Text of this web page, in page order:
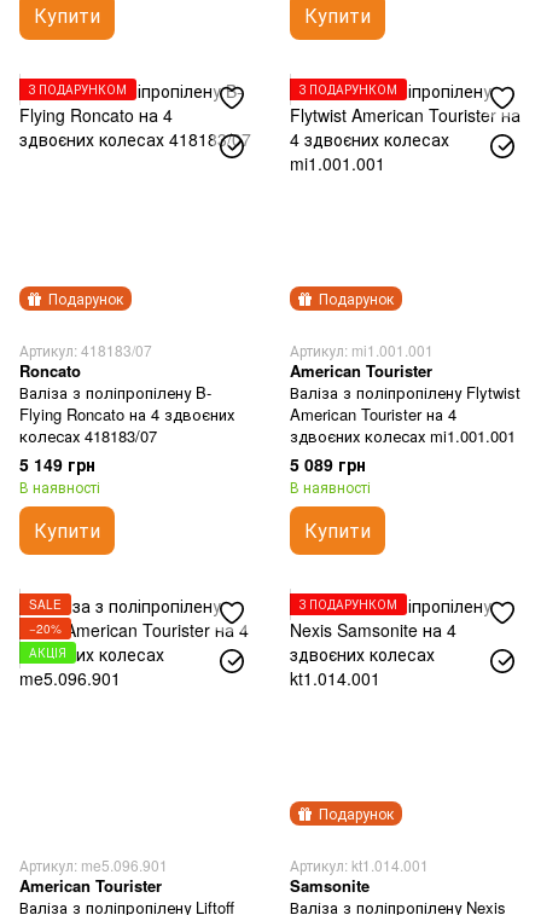
Купити Купити
Подарунок
З ПОДАРУНКОМ
Артикул: 418183/07
Roncato
Валіза з поліпропілену B-
Flying Roncato на 4 здвоєних
колесах 418183/07
5 149 грн
В наявності
Купити
Подарунок
З ПОДАРУНКОМ
Артикул: mi1.001.001
American Tourister
Валіза з поліпропілену Flytwist
American Tourister на 4
здвоєних колесах mi1.001.001
5 089 грн
В наявності
Купити
SALE
−20%
АКЦІЯ
Артикул: me5.096.901
American Tourister
Валіза з поліпропілену Liftoff
Подарунок
З ПОДАРУНКОМ
Артикул: kt1.014.001
Samsonite
Валіза з поліпропілену Nexis